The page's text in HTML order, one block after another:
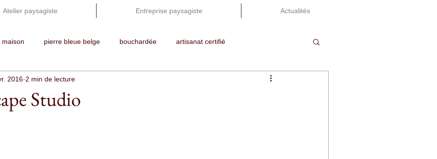
Atelier paysagiste Entreprise paysagiste Actualités
pierre bleue belge bouchardée artisanat certifié
extérieurs pelouse
Studio
2016 2 min de lecture